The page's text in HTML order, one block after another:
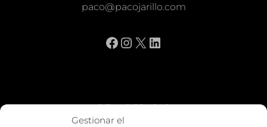
Gestionar el
paco@pacojarillo.com
Facebook
Instagram
X LinkedIn
BE vs REBAJAS